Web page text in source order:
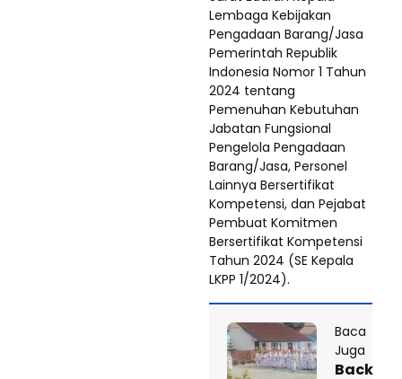
Lembaga Kebijakan
Pengadaan Barang/Jasa
Pemerintah Republik
Indonesia Nomor 1 Tahun
2024 tentang
Pemenuhan Kebutuhan
Jabatan Fungsional
Pengelola Pengadaan
Barang/Jasa, Personel
Lainnya Bersertifikat
Kompetensi, dan Pejabat
Pembuat Komitmen
Bersertifikat Kompetensi
Tahun 2024 (SE Kepala
LKPP 1/2024).
Baca
Juga
Back